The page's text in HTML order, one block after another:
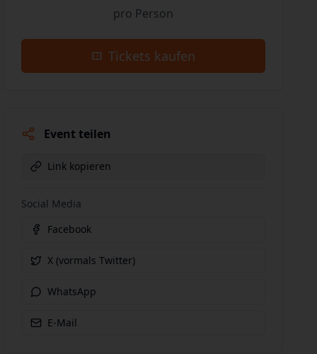
pro Person
Tickets kaufen
Event teilen
Link kopieren
Social Media
Facebook
X (vormals Twitter)
WhatsApp
E-Mail